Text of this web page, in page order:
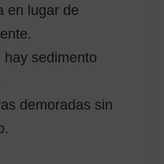
en lugar de
hay sedimento
demoradas sin